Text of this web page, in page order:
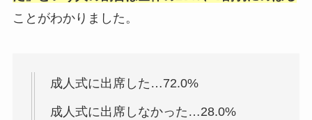
ことがわかりました。
成人式に出席した…72.0%
成人式に出席しなかった…28.0%